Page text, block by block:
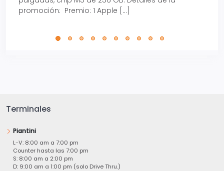
promoción: Premio: 1 Apple […]
Terminales
Piantini
L-V: 8:00 am a 7:00 pm
Counter hasta las 7:00 pm
S: 8:00 am a 2:00 pm
D: 9:00 am a 1:00 pm (solo Drive Thru.)